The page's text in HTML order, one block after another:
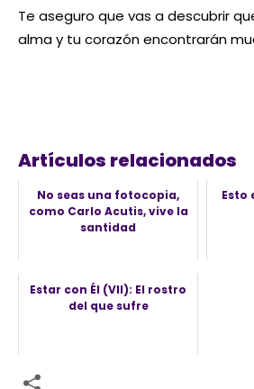
Te aseguro que vas a descubrir
alma y tu corazón encontrarán
Artículos relacionados
No seas una fotocopia,
como Carlo Acutis, vive la
santidad
Esto
Estar con Él (VII): El rostro
del que sufre